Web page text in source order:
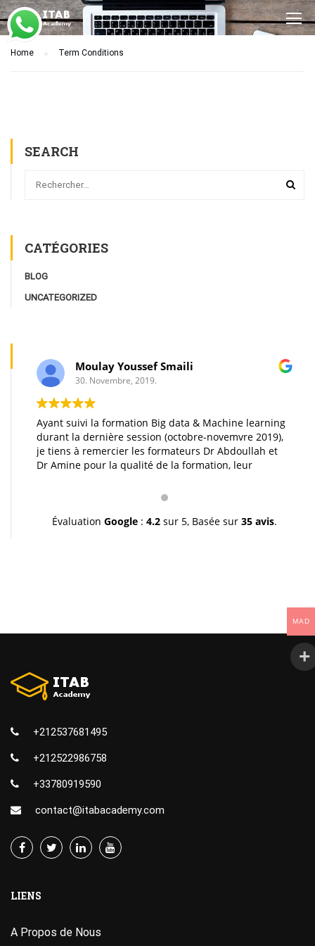
Home Term Conditions
SEARCH
CATÉGORIES
BLOG
UNCATEGORIZED
Moulay Youssef Smaili
30. Novembre, 2019.
Ayant suivi la formation Big data & Machine learning
durant la dernière session (octobre-novemvre 2019),
je tiens à remercier les formateurs Dr Abdoullah et
Dr Amine pour la qualité de la formation, leur
très bonne continuation et à très bientôt inchallah.
Évaluation Google : 4.2 sur 5, Basée sur 35 avis.
+212537681495
+212522986758
+33780919590
contact@itabacademy.com
LIENS
A Propos de Nous
MAD